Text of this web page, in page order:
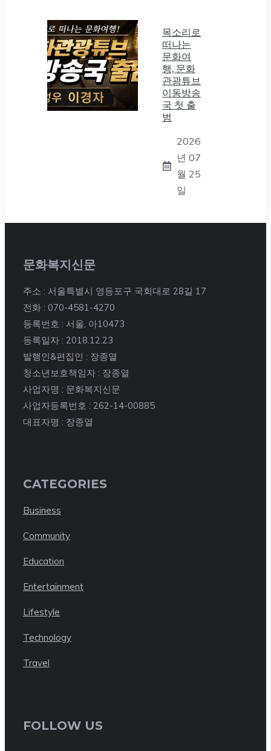
목소리로
떠나는
문화여
행, 문화
관광튜브
이동방송
국 첫 출
범
2026
년 07
월 25
일
문화복지신문
주소 : 서울특별시 영등포구 국회대로 28길 17
전화 : 070-4581-4270
등록번호 : 서울, 아10473
등록일자 : 2018.12.23
발행인&편집인 : 장종열
청소년보호책임자 : 장종열
사업자명 : 문화복지신문
사업자등록번호 : 262-14-00885
대표자명 : 장종열
CATEGORIES
Business
Community
Education
Entertainment
Lifestyle
Technology
Travel
FOLLOW US